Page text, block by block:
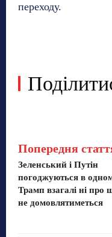
переходу.
Попередня
Зеленський і Путін
погоджуються в
Трамп взагалі ні про
не домовлятиметься